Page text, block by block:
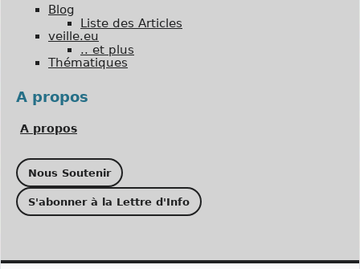
Blog
Liste des Articles
veille.eu
.. et plus
Thématiques
A propos
A propos
Nous Soutenir
S'abonner à la Lettre d'Info